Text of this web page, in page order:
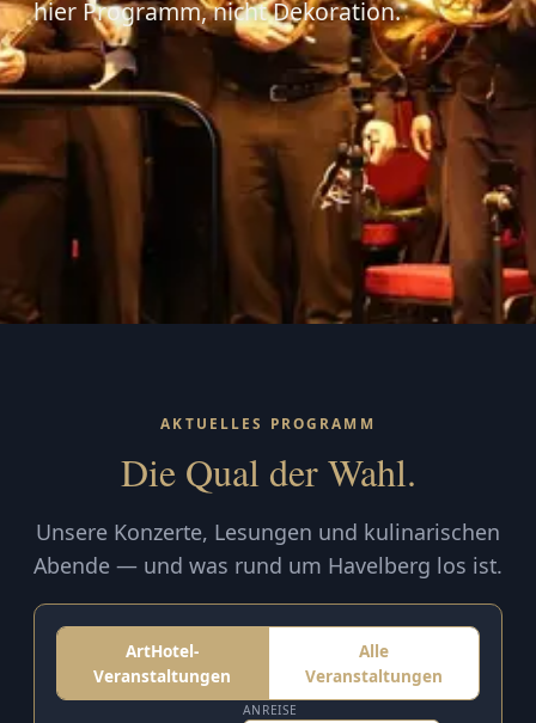
hier Programm, nicht Dekoration.
AKTUELLES PROGRAMM
Die Qual der Wahl.
Unsere Konzerte, Lesungen und kulinarischen
Abende — und was rund um Havelberg los ist.
ArtHotel-
Veranstaltungen
Alle
Veranstaltungen
ANREISE